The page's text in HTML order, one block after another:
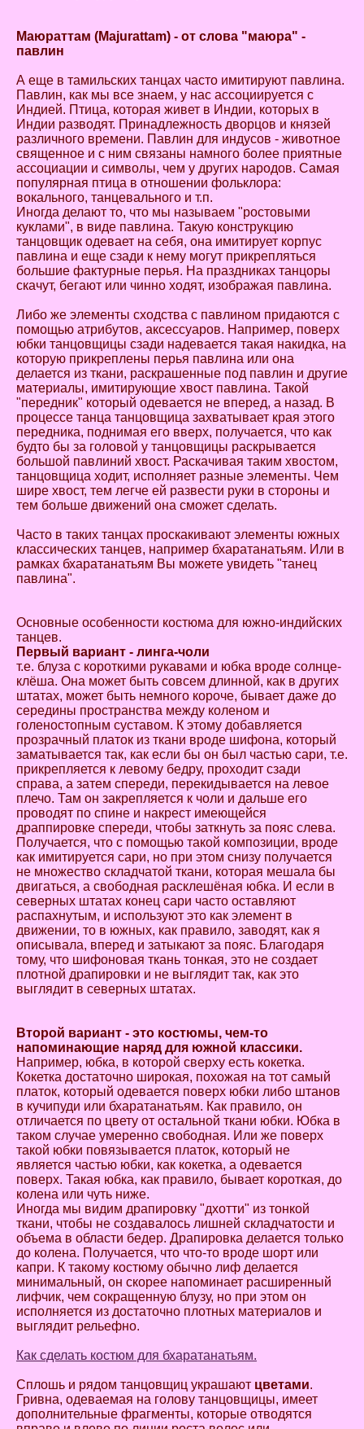
Маюраттам (Majurattam) - от слова "маюра" -
павлин
А еще в тамильских танцах часто имитируют павлина.
Павлин, как мы все знаем, у нас ассоциируется с
Индией. Птица, которая живет в Индии, которых в
Индии разводят. Принадлежность дворцов и князей
различного времени. Павлин для индусов - животное
священное и с ним связаны намного более приятные
ассоциации и символы, чем у других народов. Самая
популярная птица в отношении фольклора:
вокального, танцевального и т.п.
Иногда делают то, что мы называем "ростовыми
куклами", в виде павлина. Такую конструкцию
танцовщик одевает на себя, она имитирует корпус
павлина и еще сзади к нему могут прикрепляться
большие фактурные перья. На праздниках танцоры
скачут, бегают или чинно ходят, изображая павлина.
Либо же элементы сходства с павлином придаются с
помощью атрибутов, аксессуаров. Например, поверх
юбки танцовщицы сзади надевается такая накидка, на
которую прикреплены перья павлина или она
делается из ткани, раскрашенные под павлин и другие
материалы, имитирующие хвост павлина. Такой
"передник" который одевается не вперед, а назад. В
процессе танца танцовщица захватывает края этого
передника, поднимая его вверх, получается, что как
будто бы за головой у танцовщицы раскрывается
большой павлиний хвост. Раскачивая таким хвостом,
танцовщица ходит, исполняет разные элементы. Чем
шире хвост, тем легче ей развести руки в стороны и
тем больше движений она сможет сделать.
Часто в таких танцах проскакивают элементы южных
классических танцев, например бхаратанатьям. Или в
рамках бхаратанатьям Вы можете увидеть "танец
павлина".
Основные особенности костюма для южно-индийских
танцев.
Первый вариант - линга-чоли
т.е. блуза с короткими рукавами и юбка вроде солнце-
клёша. Она может быть совсем длинной, как в других
штатах, может быть немного короче, бывает даже до
середины пространства между коленом и
голеностопным суставом. К этому добавляется
прозрачный платок из ткани вроде шифона, который
заматывается так, как если бы он был частью сари, т.е.
прикрепляется к левому бедру, проходит сзади
справа, а затем спереди, перекидывается на левое
плечо. Там он закрепляется к чоли и дальше его
проводят по спине и накрест имеющейся
драппировке спереди, чтобы заткнуть за пояс слева.
Получается, что с помощью такой композиции, вроде
как имитируется сари, но при этом снизу получается
не множество складчатой ткани, которая мешала бы
двигаться, а свободная расклешёная юбка. И если в
северных штатах конец сари часто оставляют
распахнутым, и используют это как элемент в
движении, то в южных, как правило, заводят, как я
описывала, вперед и затыкают за пояс. Благодаря
тому, что шифоновая ткань тонкая, это не создает
плотной драпировки и не выглядит так, как это
выглядит в северных штатах.
Второй вариант - это костюмы, чем-то
напоминающие наряд для южной классики.
Например, юбка, в которой сверху есть кокетка.
Кокетка достаточно широкая, похожая на тот самый
платок, который одевается поверх юбки либо штанов
в кучипуди или бхаратанатьям. Как правило, он
отличается по цвету от остальной ткани юбки. Юбка в
таком случае умеренно свободная. Или же поверх
такой юбки повязывается платок, который не
является частью юбки, как кокетка, а одевается
поверх. Такая юбка, как правило, бывает короткая, до
колена или чуть ниже.
Иногда мы видим драпировку "дхотти" из тонкой
ткани, чтобы не создавалось лишней складчатости и
объема в области бедер. Драпировка делается только
до колена. Получается, что что-то вроде шорт или
капри. К такому костюму обычно лиф делается
минимальный, он скорее напоминает расширенный
лифчик, чем сокращенную блузу, но при этом он
исполняется из достаточно плотных материалов и
выглядит рельефно.
Как сделать костюм для бхаратанатьям.
Сплошь и рядом танцовщиц украшают цветами.
Гривна, одеваемая на голову танцовщицы, имеет
дополнительные фрагменты, которые отводятся